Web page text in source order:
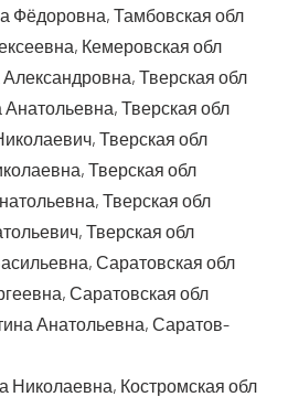
Фёдо­ров­на, Там­бов­ская обл
Кеме­ров­ская обл
Твер­ская обл
Твер­ская обл
Твер­ская обл
Твер­ская обл
Твер­ская обл
Твер­ская обл
Сара­тов­ская обл
Сара­тов­ская обл
Ана­то­льев­на, Сара­тов­
Нико­ла­ев­на, Костром­ская обл